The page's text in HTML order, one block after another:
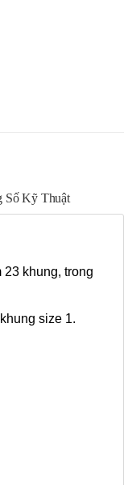
Số Kỹ Thuật
23 khung, trong
size 1.